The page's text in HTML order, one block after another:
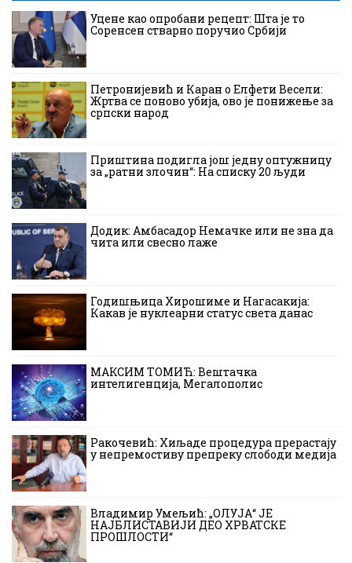
Уцене као опробани рецепт: Шта је то
Соренсен стварно поручио Србији
Петронијевић и Каран о Елфети Весели:
Жртва се поново убија, ово је понижење за
српски народ
Приштина подигла још једну оптужницу
за „ратни злочин“: На списку 20 људи
Додик: Амбасадор Немачке или не зна да
чита или свесно лаже
Годишњица Хирошиме и Нагасакија:
Какав је нуклеарни статус света данас
МАКСИМ ТОМИЋ: Вештачка
интелигенција, Мегалополис
Ракочевић: Хиљаде процедура прерастају
у непремостиву препреку слободи медија
Владимир Умељић: „ОЛУЈА“ ЈЕ
НАЈБЛИСТАВИЈИ ДЕО ХРВАТСКЕ
ПРОШЛОСТИ“